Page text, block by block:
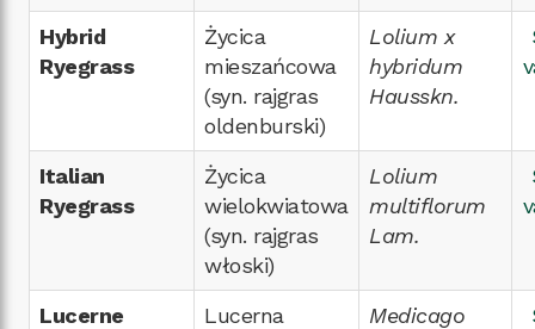
Hybrid
Ryegrass
Życica
mieszańcowa
(syn. rajgras
oldenburski)
Lolium x
hybridum
Hausskn.
Italian
Ryegrass
Życica
wielokwiatowa
(syn. rajgras
włoski)
Lolium
multiflorum
Lam.
Lucerne
Lucerna
Medicago